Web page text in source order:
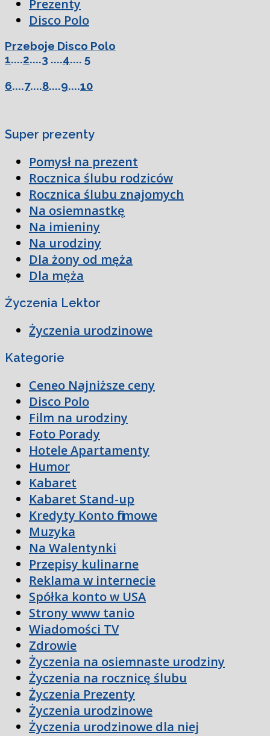
Prezenty
Disco Polo
Przeboje Disco Polo
1....2....3 ....4.... 5
6....7....8....9....10
Super prezenty
Pomysł na prezent
Rocznica ślubu rodziców
Rocznica ślubu znajomych
Na osiemnastkę
Na imieniny
Na urodziny
Dla żony od męża
Dla męża
Życzenia Lektor
Życzenia urodzinowe
Kategorie
Ceneo Najniższe ceny
Disco Polo
Film na urodziny
Foto Porady
Hotele Apartamenty
Humor
Kabaret
Kabaret Stand-up
Kredyty Konto firmowe
Muzyka
Na Walentynki
Przepisy kulinarne
Reklama w internecie
Spółka konto w USA
Strony www tanio
Wiadomości TV
Zdrowie
Życzenia na osiemnaste urodziny
Życzenia na rocznicę ślubu
Życzenia Prezenty
Życzenia urodzinowe
Życzenia urodzinowe dla niej